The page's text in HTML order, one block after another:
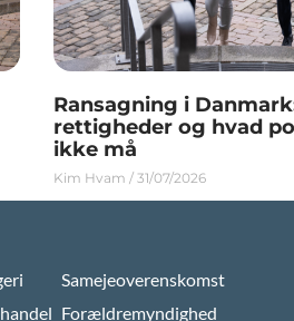
Ransagning i
rettigheder og hvad
ikke må
Kim Hvam 31/07/2026
Samejeoverenskomst
Forældremyndighed